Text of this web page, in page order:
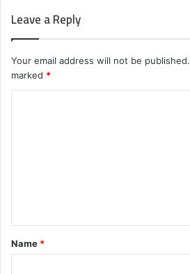
Leave a Reply
Your email address will not be published.
marked *
t
*
Name *